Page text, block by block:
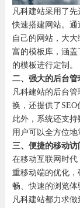
凡科建站采用了
快速搭建网站。
自己的网站，大
富的模板库，涵
的模板进行定制。
二、强大的后台管
凡科建站的后台
换，还提供了SEO
此外，系统还支
用户可以全方位地
三、便捷的移动访
在移动互联网时
重移动端的优化
畅、快速的浏览体
凡科建站都力求做